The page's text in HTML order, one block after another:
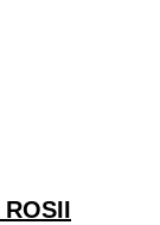
ROSII